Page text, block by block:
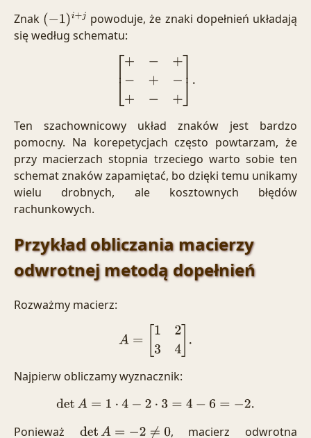
Znak (−1)i+j
powoduje, że znaki dopełnień układają
się według schematu:
+− −+− −+
Ten szachownicowy układ znaków jest bardzo
pomocny. Na korepetycjach często powtarzam, że
przy macierzach stopnia trzeciego warto sobie ten
schemat znaków zapamiętać, bo dzięki temu unikamy
wielu drobnych, ale kosztownych błędów
rachunkowych.
Przykład obliczania macierzy
odwrotnej metodą dopełnień
Rozważmy macierz:
2 ].
Najpierw obliczamy wyznacznik:
det A =1 ⋅4 −2⋅ 3= 4− 6 =− 2.
Ponieważ detA=−2≠0
, macierz odwrotna